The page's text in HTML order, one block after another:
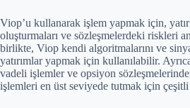
Viop’u kullanarak işlem yapmak için,
oluşturmaları ve sözleşmelerdeki riskleri
birlikte, Viop kendi algoritmalarını ve
yatırımlar yapmak için kullanılabilir.
vadeli işlemler ve opsiyon
işlemleri en üst seviyede tutmak için